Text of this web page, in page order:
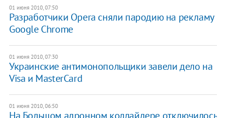
01 июня 2010, 07:50
Разработчики Opera сняли пародию на рекламу
Google Chrome
01 июня 2010, 07:30
Украинские антимонопольщики завели дело на
Visa и MasterCard
01 июня 2010, 06:50
На Большом адронном коллайдере отключилось